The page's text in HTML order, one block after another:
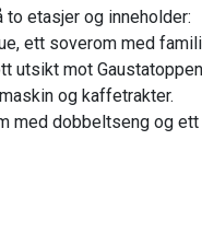
etasjer og inneholder:
ett soverom med
utsikt mot
og kaffetrakter.
med dobbeltseng og